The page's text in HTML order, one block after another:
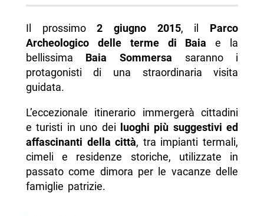
Il prossimo2 giugno 2015, il Parco
Archeologico delle terme di Baia e la
bellissima Baia Sommersa saranno i
protagonisti di una straordinaria visita
guidata.
L’eccezionale itinerario immergerà cittadini
e turisti in uno dei
luoghi più suggestivi ed
affascinanti della città, tra impianti termali,
cimeli e residenze storiche, utilizzate in
passato come dimora per le vacanze delle
famiglie patrizie.